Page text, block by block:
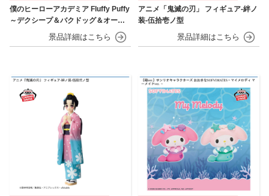
僕のヒーローアカデミア Fluffy Puffy
～デクシープ＆バクドッグ＆オール
マイゴート～
アニメ「鬼滅の刃」 フィギュア-絆ノ
装-伍拾壱ノ型